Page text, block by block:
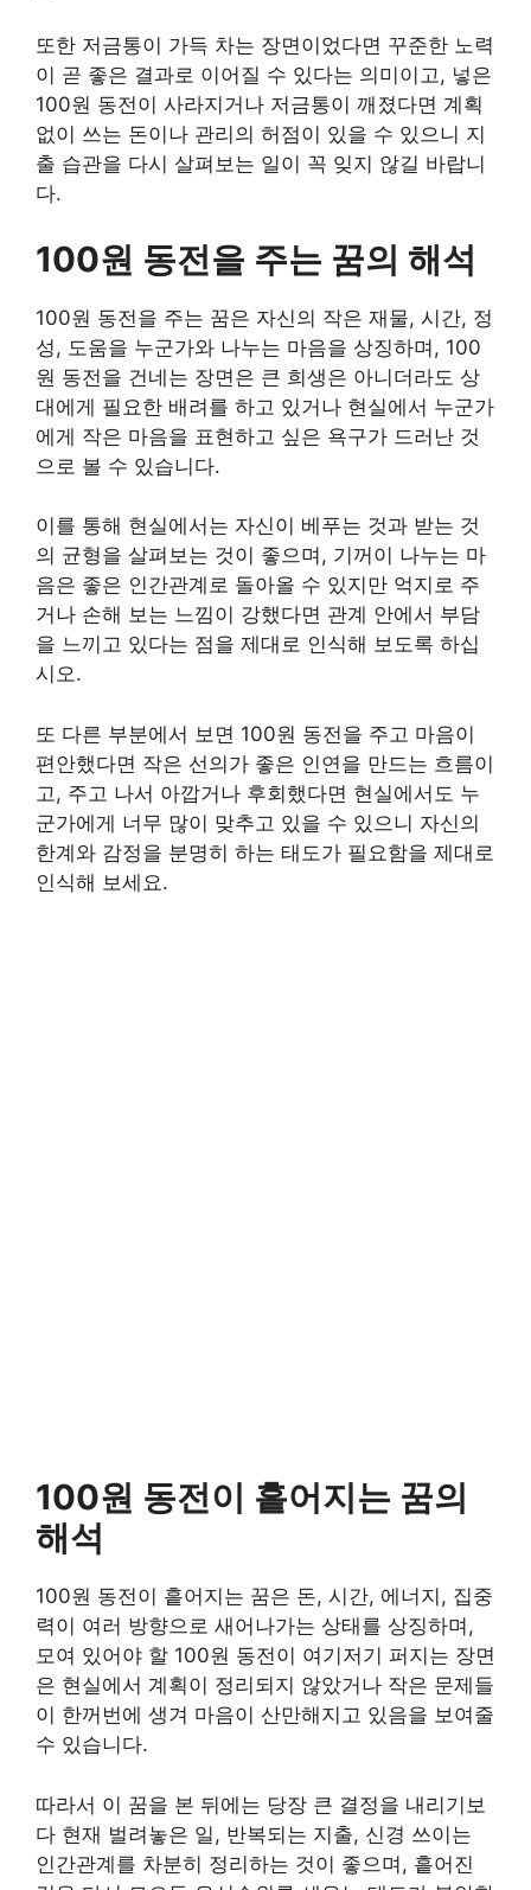
또한 저금통이 가득 차는 장면이었다면 꾸준한 노력
이 곧 좋은 결과로 이어질 수 있다는 의미이고, 넣은
100원 동전이 사라지거나 저금통이 깨졌다면 계획
없이 쓰는 돈이나 관리의 허점이 있을 수 있으니 지
출 습관을 다시 살펴보는 일이 꼭 잊지 않길 바랍니
다.
100원 동전을 주는 꿈의 해석
100원 동전을 주는 꿈은 자신의 작은 재물, 시간, 정
성, 도움을 누군가와 나누는 마음을 상징하며, 100
원 동전을 건네는 장면은 큰 희생은 아니더라도 상
대에게 필요한 배려를 하고 있거나 현실에서 누군가
에게 작은 마음을 표현하고 싶은 욕구가 드러난 것
으로 볼 수 있습니다.
이를 통해 현실에서는 자신이 베푸는 것과 받는 것
의 균형을 살펴보는 것이 좋으며, 기꺼이 나누는 마
음은 좋은 인간관계로 돌아올 수 있지만 억지로 주
거나 손해 보는 느낌이 강했다면 관계 안에서 부담
을 느끼고 있다는 점을 제대로 인식해 보도록 하십
시오.
또 다른 부분에서 보면 100원 동전을 주고 마음이
편안했다면 작은 선의가 좋은 인연을 만드는 흐름이
고, 주고 나서 아깝거나 후회했다면 현실에서도 누
군가에게 너무 많이 맞추고 있을 수 있으니 자신의
한계와 감정을 분명히 하는 태도가 필요함을 제대로
인식해 보세요.
100원 동전이 흩어지는 꿈의
해석
100원 동전이 흩어지는 꿈은 돈, 시간, 에너지, 집중
력이 여러 방향으로 새어나가는 상태를 상징하며,
모여 있어야 할 100원 동전이 여기저기 퍼지는 장면
은 현실에서 계획이 정리되지 않았거나 작은 문제들
이 한꺼번에 생겨 마음이 산만해지고 있음을 보여줄
수 있습니다.
따라서 이 꿈을 본 뒤에는 당장 큰 결정을 내리기보
다 현재 벌려놓은 일, 반복되는 지출, 신경 쓰이는
인간관계를 차분히 정리하는 것이 좋으며, 흩어진